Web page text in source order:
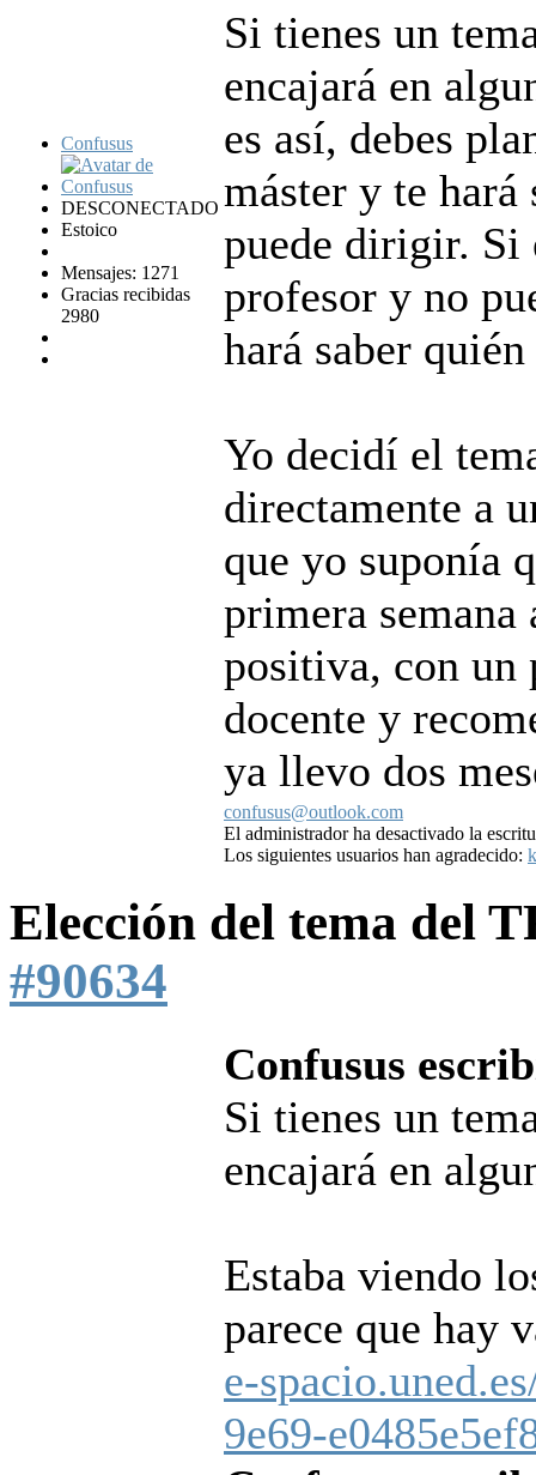
Confusus
DESCONECTADO
Estoico
Mensajes: 1271
Gracias recibidas
2980
Si tienes un
encajará en
es así, debes
máster y te
puede dirigir. Si
profesor y no
hará saber
Yo decidí el
directamente a
que yo suponía
primera
positiva, con un
docente y
ya llevo dos
confusus@outlook.com
El administrador ha desactivado la
Los siguientes usuarios han agradecido:
Elección del tema del
#90634
Confusus
Si tienes un
encajará en
Estaba viendo
parece que hay
e-
9e69-